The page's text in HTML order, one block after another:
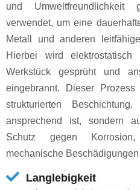
und
verwendet, um eine
Metall und anderen
Hierbei wird
Werkstück gesprüht und
eingebrannt. Dieser
strukturierten
ansprechend ist, sondern
Schutz gegen Korrosion,
mechanische Beschädigungen
Langlebigkeit